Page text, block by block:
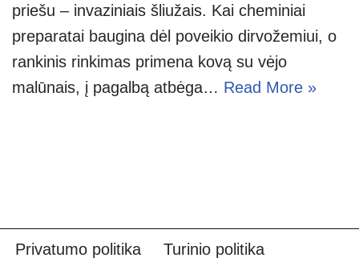
priešu – invaziniais šliužais. Kai cheminiai
preparatai baugina dėl poveikio dirvožemiui, o
rankinis rinkimas primena kovą su vėjo
malūnais, į pagalbą atbėga… Read More »
Privatumo politika
Turinio politika